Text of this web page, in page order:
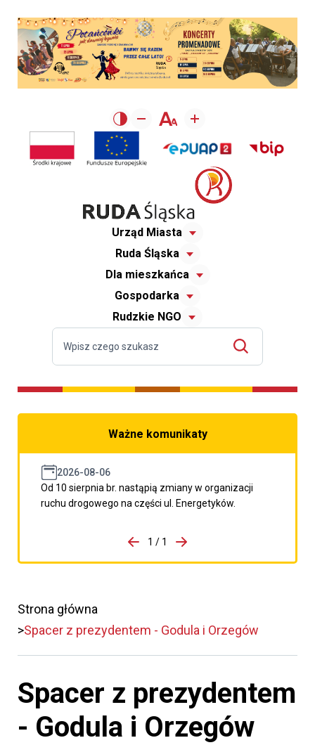
Urząd Miasta
Ruda Śląska
Dla mieszkańca
Gospodarka
Rudzkie NGO
Ważne komunikaty
2026-08-06
Od 10 sierpnia br. nastąpią zmiany w organizacji
ruchu drogowego na części ul. Energetyków.
porzpedniego komunikatu
1 / 1
Przejdź do następnego
Strona główna
Spacer z prezydentem - Godula i Orzegów
Spacer z prezydentem
- Godula i Orzegów